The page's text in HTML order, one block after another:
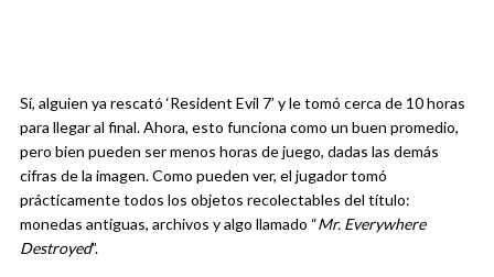
Sí, alguien ya rescató ‘Resident Evil 7’ y le tomó cerca de 10 horas
para llegar al final. Ahora, esto funciona como un buen promedio,
pero bien pueden ser menos horas de juego, dadas las demás
cifras de la imagen. Como pueden ver, el jugador tomó
prácticamente todos los objetos recolectables del título:
monedas antiguas, archivos y algo llamado “Mr. Everywhere
Destroyed”.